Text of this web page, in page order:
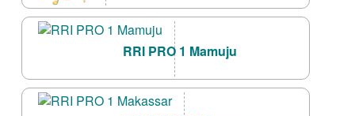
RRI PRO 1 Mamuju